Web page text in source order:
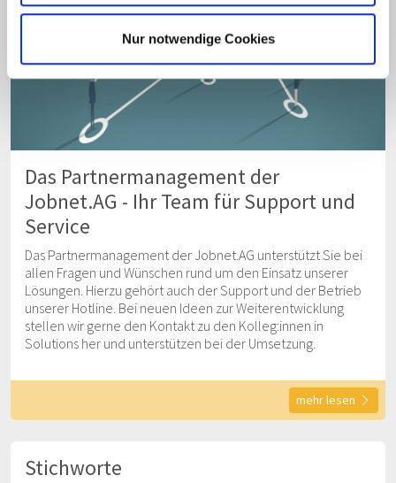
Nur notwendige Cookies
Das Partnermanagement der
Jobnet.AG - Ihr Team für Support und
Service
Das Partnermanagement der Jobnet.AG unterstützt Sie bei
allen Fragen und Wünschen rund um den Einsatz unserer
Lösungen. Hierzu gehört auch der Support und der Betrieb
unserer Hotline. Bei neuen Ideen zur Weiterentwicklung
stellen wir gerne den Kontakt zu den Kolleg:innen in
Solutions her und unterstützen bei der Umsetzung.
mehr lesen
Stichworte